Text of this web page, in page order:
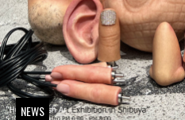
NEWS